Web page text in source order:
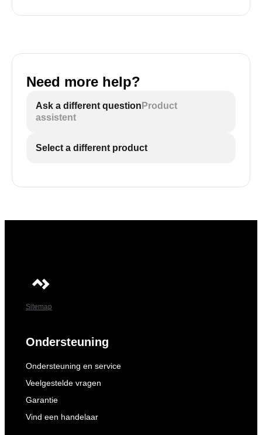
Need more help?
Ask a different question Product
assistent
Select a different product
Sitemap
Ondersteuning
Ondersteuning en service
Veelgestelde vragen
Garantie
Vind een handelaar